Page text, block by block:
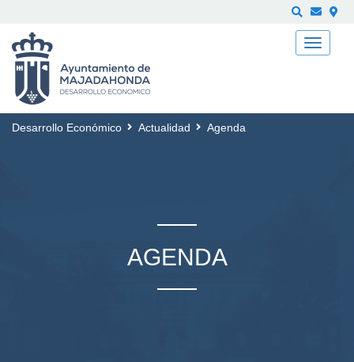
Desarrollo Económico Actualidad Agenda
AGENDA